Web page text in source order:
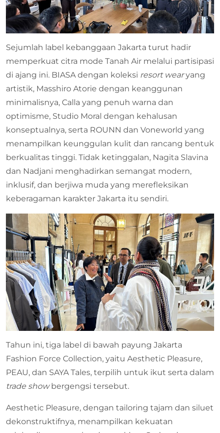
Sejumlah label kebanggaan Jakarta turut hadir
memperkuat citra mode Tanah Air melalui partisipasi
di ajang ini. BIASA dengan koleksi resort wearyang
artistik, Masshiro Atorie dengan keanggunan
minimalisnya, Calla yang penuh warna dan
optimisme, Studio Moral dengan kehalusan
konseptualnya, serta ROUNN dan Voneworld yang
menampilkan keunggulan kulit dan rancang bentuk
berkualitas tinggi. Tidak ketinggalan, Nagita Slavina
dan Nadjani menghadirkan semangat modern,
inklusif, dan berjiwa muda yang merefleksikan
keberagaman karakter Jakarta itu sendiri.
Tahun ini, tiga label di bawah payung Jakarta
Fashion Force Collection, yaitu Aesthetic Pleasure,
PEAU, dan SAYA Tales, terpilih untuk ikut serta dalam
trade showbergengsi tersebut.
Aesthetic Pleasure, dengan tailoring tajam dan siluet
dekonstruktifnya, menampilkan kekuatan